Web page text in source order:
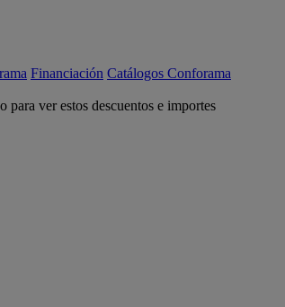
Financiación Catálogos Conforama
ver estos descuentos e importes